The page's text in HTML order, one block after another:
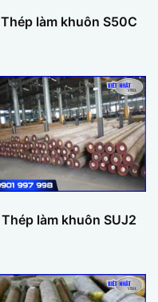
Thép làm khuôn S50C
Thép làm khuôn SUJ2